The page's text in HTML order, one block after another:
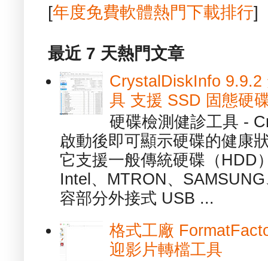
[年度免費軟體熱門下載排行]
最近 7 天熱門文章
CrystalDiskInfo 9.9.2
具 支援 SSD 固態硬
硬碟檢測健診工具 -
啟動後即可顯示硬碟的健康
它支援一般傳統硬碟（HDD
Intel、MTRON、
容部分外接式 USB ...
格式工廠
迎影片轉檔工具